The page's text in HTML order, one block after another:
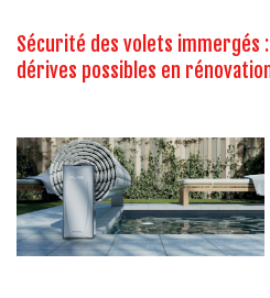
Sécurité des volets immergés
dérives possibles en